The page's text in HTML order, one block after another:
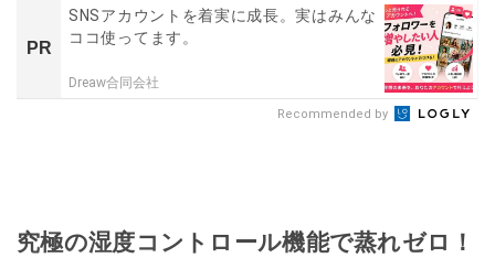
PR
SNSアカウントを着実に成長。実はみんな
ココ使ってます。
Dreaw合同会社
Recommended by
究極の湿度コントロール機能で蒸れゼロ！